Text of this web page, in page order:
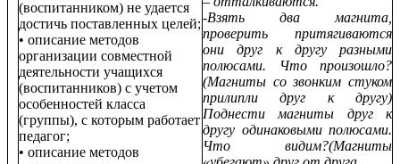
(воспитанником) не удается
достичь поставленных целей;
• описание методов
организации совместной
деятельности учащихся
(воспитанников) с учетом
особенностей класса
(группы), с которым работает
педагог;
• описание методов
-Взять два магнита,
проверить притягиваются
они друг к другу разными
полюсами. Что произошло?
(Магниты со звонким стуком
прилипли друг к другу)
Поднести магниты друг к
другу одинаковыми полюсами.
Что видим?(Магниты